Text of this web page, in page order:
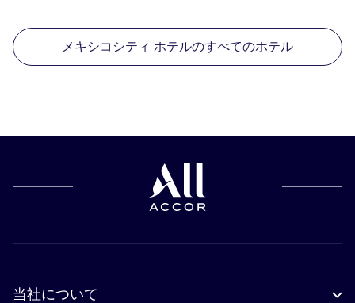
メキシコシティ ホテルのすべてのホテル
当社について